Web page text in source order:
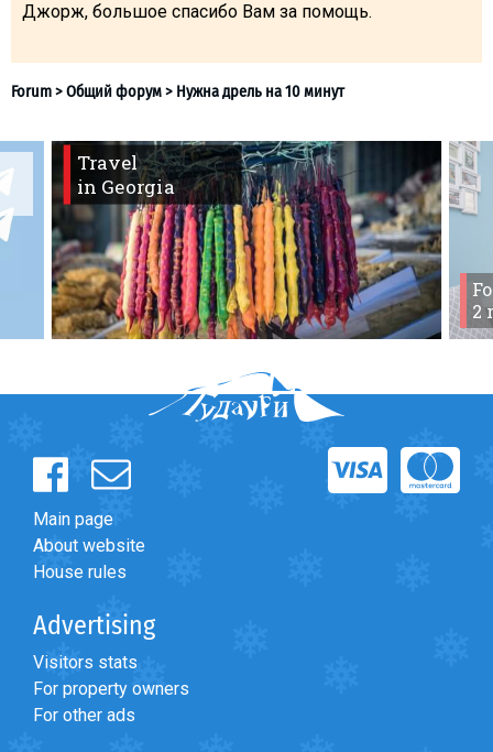
Джорж, большое спасибо Вам за помощь.
Forum>Общий форум>Нужна дрель на 10 минут
Travel
in Georgia
2
Main page
About website
House rules
Advertising
Visitors stats
For property owners
For other ads
% Hot deals
Kazbegi
GEORGIA
About Georgia
Visas
What to drink?
Local money
Mobile phones
Travel reports